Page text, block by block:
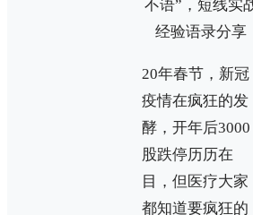
20年春节，新冠
疫情在疯狂的发
酵，开年后3000
股跌停历历在
目，但医疗大家
都知道要疯狂的